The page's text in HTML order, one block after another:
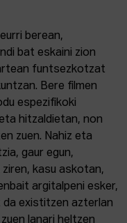
berean,
bat eskaini zion
funtsezkotzat
Bere filmen
espezifikoki
hitzaldietan, non
zuen. Nahiz eta
gaur egun,
kasu askotan,
argitalpeni esker,
da existitzen azterlan
lanari heltzen